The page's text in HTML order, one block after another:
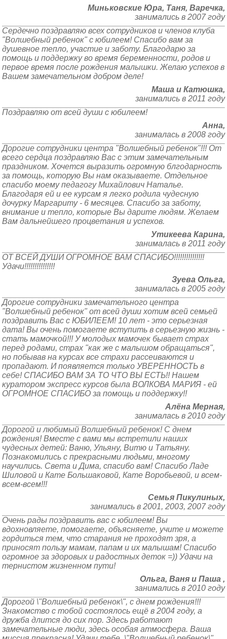
Миньковские Юра, Таня, Варечка,
занимались в 2007 году
Сердечно поздравляю всех сотрудников и членов клуба
"Волшебный ребенок" с юбилеем! Спасибо вам за
душевное тепло, участие и заботу. Благодарю за
помощь и поддержку во время беременности, родов и
первое время после рождения малышки. Желаю успехов в
Вашем замечательном добром деле!
Маша и Катюшка,
занимались в 2011 году
Поздравляю от всей души с юбилеем!
Анна,
занималась в 2008 году
Дорогие сотрудники центра "Волшебный ребенок"!!! От
всего сердца поздравляю Вас с этим замечательным
праздником. Хочется выразить огромную блгодарность
за помощь, которую Вы нам оказываете. Отдельное
спасибо моему педагогу Михайлович Наталье.
Благодаря ей и ее курсам я легко родила чудесную
дочурку Маргариту - 6 месяцев. Спасибо за заботу,
внимание и тепло, которые Вы дарите людям. Желаем
Вам дальнейшего процветания и успехов.
Утикеева Карина,
занималась в 2011 году
ОТ ВСЕЙ ДУШИ ОГРОМНОЕ ВАМ СПАСИБО!!!!!!!!!!!!!!!
Удачи!!!!!!!!!!!!!!!
Зуева Ольга,
занималась в 2005 году
Дорогие сотрудники замечательного центра
"Волшебный ребенок" от всей души хотим всей семьей
поздравить Вас с ЮБИЛЕЕМ! 10 лет - это серьезная
дата! Вы очень помогаете вступить в серьезную жизнь -
стать мамочкой!!! У молодых мамочек бывает страх
перед родами, страх "как же с малышом обращаться",
но побывав на курсах все страхи рассеиваются и
пропадают. И появляется только УВЕРЕННОСТЬ в
себе! СПАСИБО ВАМ ЗА ТО ЧТО ВЫ ЕСТЬ!! Нашем
куратором экспресс курсов была ВОЛКОВА МАРИЯ - ей
ОГРОМНОЕ СПАСИБО за помощь и поддержку!!
Алёна Мерная,
занималась в 2010 году
Дорогой и любимый Волшебный ребенок! С днем
рождения! Вместе с вами мы встретили наших
чудесных детей: Ваню, Ульяну, Витю и Татьяну.
Познакомились с прекрасными людьми, многому
научились. Света и Дима, спасибо вам! Спасибо Ладе
Шиловой и Кате Большаковой, Кате Воробьевой, и всем-
всем-всем!!!
Семья Пикулиных,
занимались в 2001, 2003, 2007 году
Очень рады поздравить вас с юбилеем! Вы
вдохновляете, помогаете, объясняете, учите и можете
гордиться тем, что старания не проходят зря, а
приносят пользу мамам, папам и их малышам! Спасибо
огромное за здоровых и радостных деток =)) Удачи на
тернистом жизненном пути!
Ольга, Ваня и Паша ,
занимались в 2010 году
Дорогой \"Волшебный ребенок\", с днем рождения!!!
Знакомство с тобой состоялось ещё в 2004 году, а
дружба длится до сих пор. Здесь работают
замечательные люди, здесь особая атмосфера. Ваша